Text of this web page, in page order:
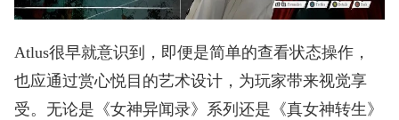
Atlus很早就意识到，即便是简单的查看状态操作，
也应通过赏心悦目的艺术设计，为玩家带来视觉享
受。无论是《女神异闻录》系列还是《真女神转生》